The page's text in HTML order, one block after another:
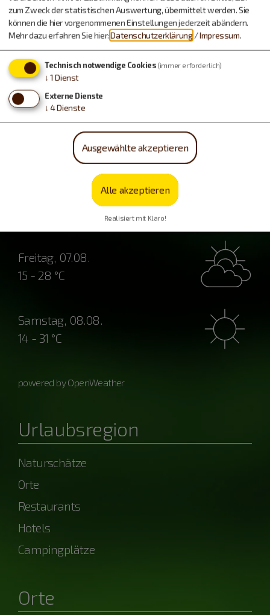
Freizeitspaß
Freitag, 07.08.
15 - 28 °C
Samstag, 08.08.
14 - 31 °C
powered by OpenWeather
Urlaubsregion
Naturschätze
Orte
Restaurants
Hotels
Campingplätze
Orte
zum Zweck der statistischen Auswertung, übermittelt werden. Sie
können die hier vorgenommenen Einstellungen jederzeit abändern.
Mehr dazu erfahren Sie hier:Datenschutzerklärung /Impressum.
Technisch notwendige Cookies (immer erforderlich)
↓ 1 Dienst
Externe Dienste
↓ 4Dienste
Ausgewählte akzeptieren
Alle akzeptieren
Realisiert mit Klaro!